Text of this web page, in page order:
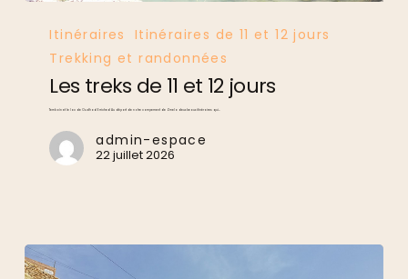
Les
Itinéraires
Itinéraires de 11 et 12 jours
Trekking et randonnées
Les treks de 11 et 12 jours
Tembaïn et le lac de Oudhad Erriched Au départ de notre campement de Zmela deux beaux itinéraires qui…
admin-espace
22 juillet 2026